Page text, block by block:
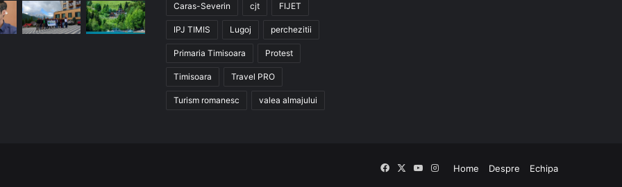
Caras-Severin cjt FIJET
IPJ TIMIS Lugoj perchezitii
Primaria Timisoara Protest
Timisoara Travel PRO
Turism romanesc valea almajului
Home Despre Echipa
FacebookYouTube
Instagram